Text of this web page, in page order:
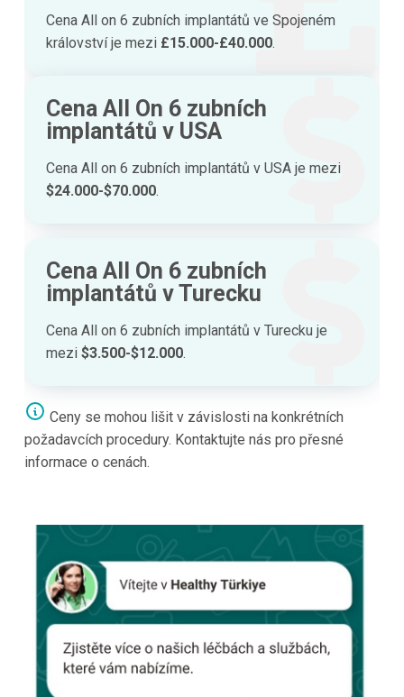
Cena All on 6 zubních implantátů ve Spojeném
království je mezi £15.000-£40.000.
Cena All On 6 zubních
implantátů v USA
Cena All on 6 zubních implantátů v USA je mezi
$24.000-$70.000.
Cena All On 6 zubních
implantátů v Turecku
Cena All on 6 zubních implantátů v Turecku je
mezi $3.500-$12.000.
Ceny se mohou lišit v závislosti na konkrétních
požadavcích procedury. Kontaktujte nás pro přesné
informace o cenách.